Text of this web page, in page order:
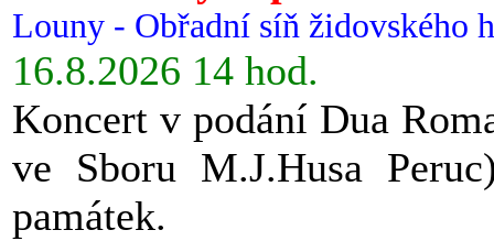
Louny - Obřadní síň židovského
16.8.2026 14 hod.
Koncert v podání Dua
ve Sboru M.J.Husa
památek.